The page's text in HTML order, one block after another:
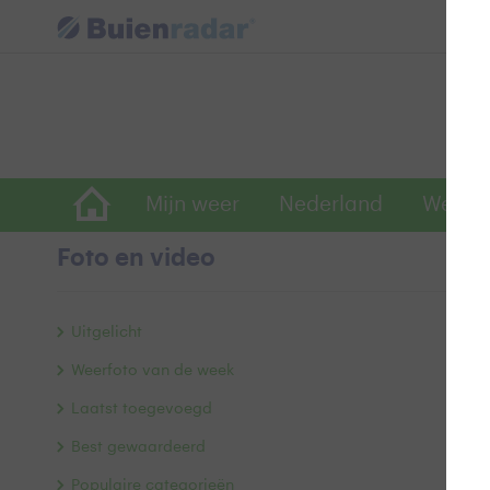
Mijn weer Nederland
Foto en video
Uitgelicht
Weerfoto van de week
Laatst toegevoegd
Best gewaardeerd
Populaire categorieën